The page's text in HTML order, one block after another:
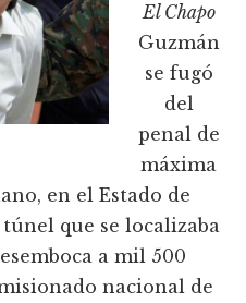
El Chapo
Guzmán
se fugó
del
penal de
máxima
en el Estado de
que se localizaba
a mil 500
nacional de